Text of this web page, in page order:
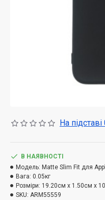
На підставі
В НАЯВНОСТІ
Модель: Matte Slim Fit для
Вага: 0.05кг
Розміри: 19.20см x 1.50см x
SKU: ARM55559